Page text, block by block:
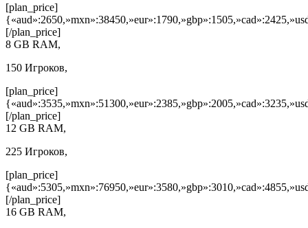
[plan_price]
[/plan_price]
8 GB RAM,
150 Игроков,
[plan_price]
[/plan_price]
12 GB RAM,
225 Игроков,
[plan_price]
[/plan_price]
16 GB RAM,